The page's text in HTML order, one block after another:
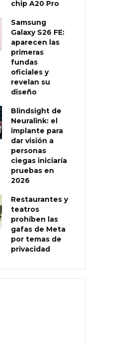
chip A20 Pro
Samsung
Galaxy S26 FE:
aparecen las
primeras
fundas
oficiales y
revelan su
diseño
Blindsight de
Neuralink: el
implante para
dar visión a
personas
ciegas iniciaría
pruebas en
2026
Restaurantes y
teatros
prohíben las
gafas de Meta
por temas de
privacidad